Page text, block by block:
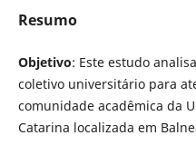
Resumo
Objetivo: Este estudo
coletivo universitário para
comunidade acadêmica da
Catarina localizada em